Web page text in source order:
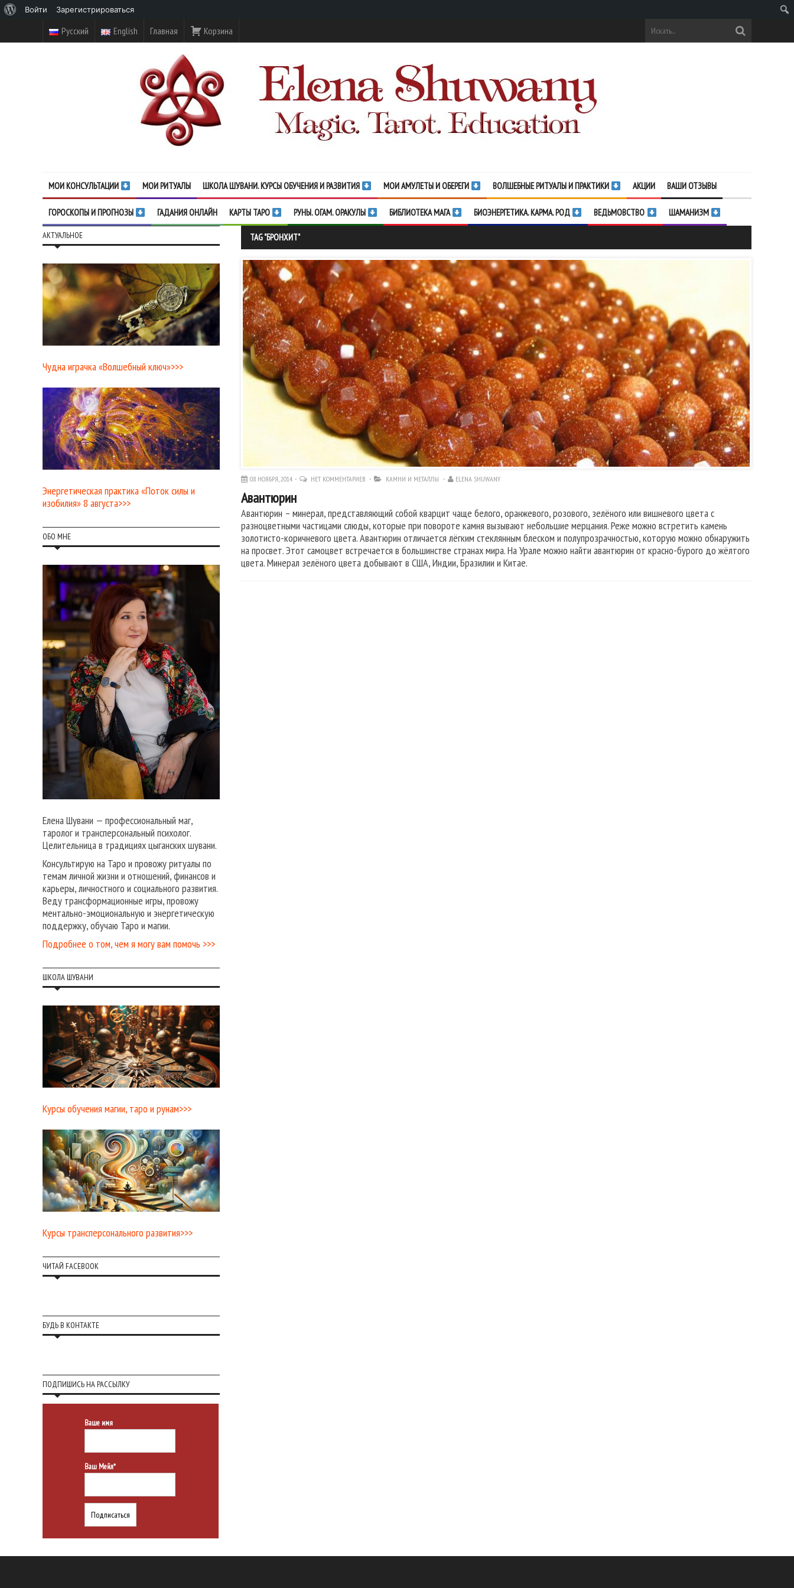
Русский English Главная Корзина
МОИ КОНСУЛЬТАЦИИ МОИ РИТУАЛЫ ШКОЛА ШУВАНИ. КУРСЫ ОБУЧЕНИЯ И РАЗВИТИЯ МОИ АМУЛЕТЫ И ОБЕРЕГИ ВОЛШЕБНЫЕ РИТУАЛЫ И ПРАКТИКИ АКЦИИ ВАШИ ОТЗЫВЫ
ГОРОСКОПЫ И ПРОГНОЗЫ ГАДАНИЯ ОНЛАЙН КАРТЫ ТАРО РУНЫ. ОГАМ. ОРАКУЛЫ БИБЛИОТЕКА МАГА БИОЭНЕРГЕТИКА. КАРМА. РОД ВЕДЬМОВСТВО ШАМАНИЗМ
TAG "БРОНХИТ"
08 НОЯБРЯ, 2014 НЕТ КОММЕНТАРИЕВ КАМНИ И МЕТАЛЛЫ ELENA SHUWANY
Авантюрин
Авантюрин – минерал, представляющий собой кварцит чаще белого, оранжевого, розового, зелёного или вишневого цвета с
разноцветными частицами слюды, которые при повороте камня вызывают небольшие мерцания. Реже можно встретить камень
золотисто-коричневого цвета. Авантюрин отличается лёгким стеклянным блеском и полупрозрачностью, которую можно обнаружить
на просвет. Этот самоцвет встречается в большинстве странах мира. На Урале можно найти авантюрин от красно-бурого до жёлтого
цвета. Минерал зелёного цвета добывают в США, Индии, Бразилии и Китае.
АКТУАЛЬНОЕ
Чудна играчка «Волшебный ключ»>>>
Энергетическая практика «Поток силы и
изобилия» 8 августа>>>
ОБО МНЕ
Елена Шувани — профессиональный маг,
таролог и трансперсональный психолог.
Целительница в традициях цыганских шувани.
Консультирую на Таро и провожу ритуалы по
темам личной жизни и отношений, финансов и
карьеры, личностного и социального развития.
Веду трансформационные игры, провожу
ментально-эмоциональную и энергетическую
поддержку, обучаю Таро и магии.
Подробнее о том, чем я могу вам помочь >>>
ШКОЛА ШУВАНИ
Курсы обучения магии, таро и рунам>>>
Курсы трансперсонального развития>>>
ЧИТАЙ FACEBOOK
БУДЬ В КОНТАКТЕ
ПОДПИШИСЬ НА РАССЫЛКУ
Ваше имя
Ваш Мейл*
WordPress
Войти Зарегистрироваться